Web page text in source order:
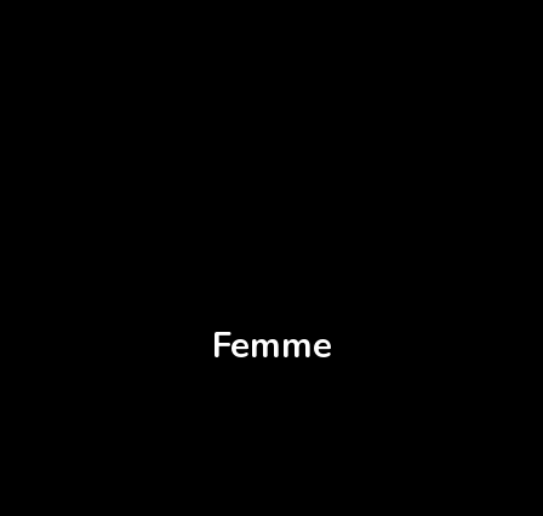
Femme